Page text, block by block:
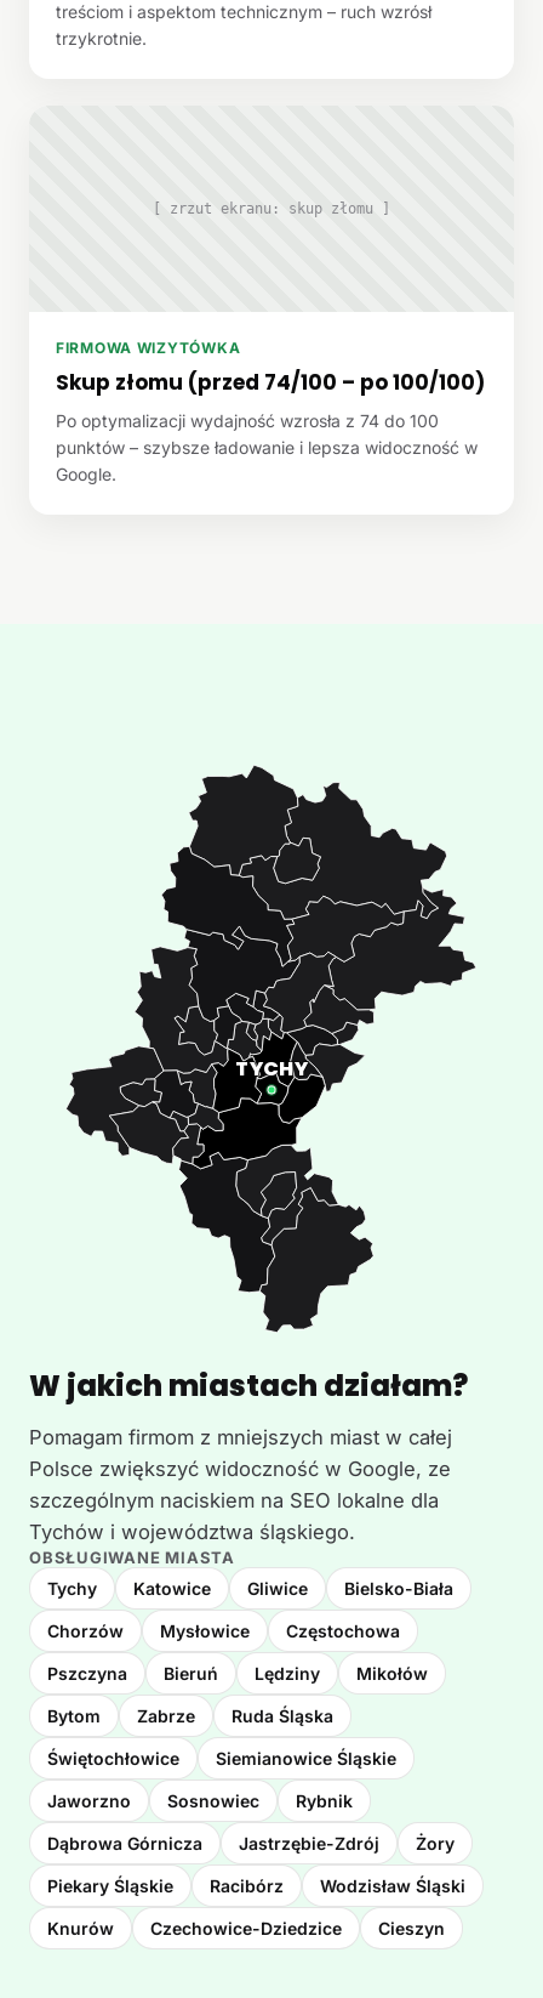
treściom i aspektom technicznym – ruch wzrósł
trzykrotnie.
[ zrzut ekranu: skup złomu ]
FIRMOWA WIZYTÓWKA
Skup złomu (przed 74/100 – po 100/100)
Po optymalizacji wydajność wzrosła z 74 do 100
punktów – szybsze ładowanie i lepsza widoczność w
Google.
W jakich miastach działam?
Pomagam firmom z mniejszych miast w całej
Polsce zwiększyć widoczność w Google, ze
szczególnym naciskiem na SEO lokalne dla
Tychów i województwa śląskiego.
OBSŁUGIWANE MIASTA
Tychy Katowice Gliwice Bielsko-Biała
Chorzów Mysłowice Częstochowa
Pszczyna Bieruń Lędziny Mikołów
Bytom Zabrze Ruda Śląska
Świętochłowice Siemianowice Śląskie
Jaworzno Sosnowiec Rybnik
Dąbrowa Górnicza Jastrzębie-Zdrój Żory
Piekary Śląskie Racibórz Wodzisław Śląski
Knurów Czechowice-Dziedzice Cieszyn